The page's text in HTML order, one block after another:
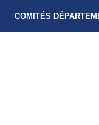
COMITÉS